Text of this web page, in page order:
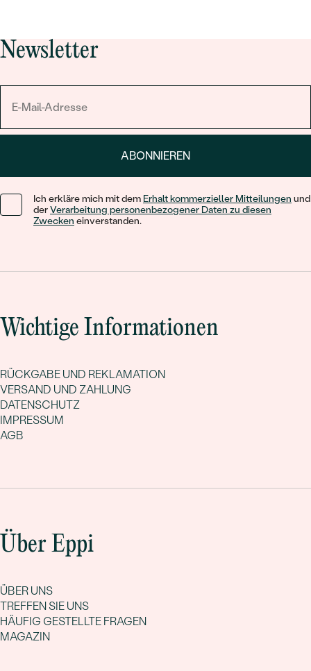
Möglichkeiten. Besonders edel:
hypoallergen und extrem langlebig.
Machen Sie IhreEheringe
Rückgaberecht.
Extravagante Trauringe
Newsletter
ABONNIEREN
Ich erkläre mich mit dem Erhalt kommerzieller Mitteilungen und
derVerarbeitung personenbezogener Daten zu diesen
Zwecken einverstanden.
Wichtige Informationen
RÜCKGABE UND REKLAMATION
VERSAND UND ZAHLUNG
DATENSCHUTZ
IMPRESSUM
AGB
Über Eppi
ÜBER UNS
TREFFEN SIE UNS
HÄUFIG GESTELLTE FRAGEN
MAGAZIN